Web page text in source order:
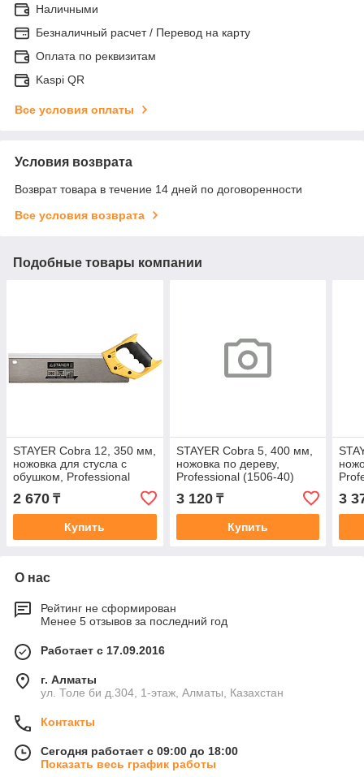
Наличными
Безналичный расчет / Перевод на карту
Оплата по реквизитам
Kaspi QR
Все условия оплаты
Условия возврата
Возврат товара в течение 14 дней по договоренности
Все условия возврата
Подобные товары компании
STAYER Cobra 12, 350 мм,
ножовка для стусла c
обушком, Professional
2 670 ₸
Купить
STAYER Cobra 5, 400 мм,
ножовка по дереву,
Professional (1506-40)
3 120₸
Купить
3
О нас
Рейтинг не сформирован
Менее 5 отзывов за последний год
Работает с 17.09.2016
г. Алматы
ул. Толе би д.304, 1-этаж, Алматы, Казахстан
Контакты
Сегодня работает с 09:00 до 18:00
Показать весь график работы